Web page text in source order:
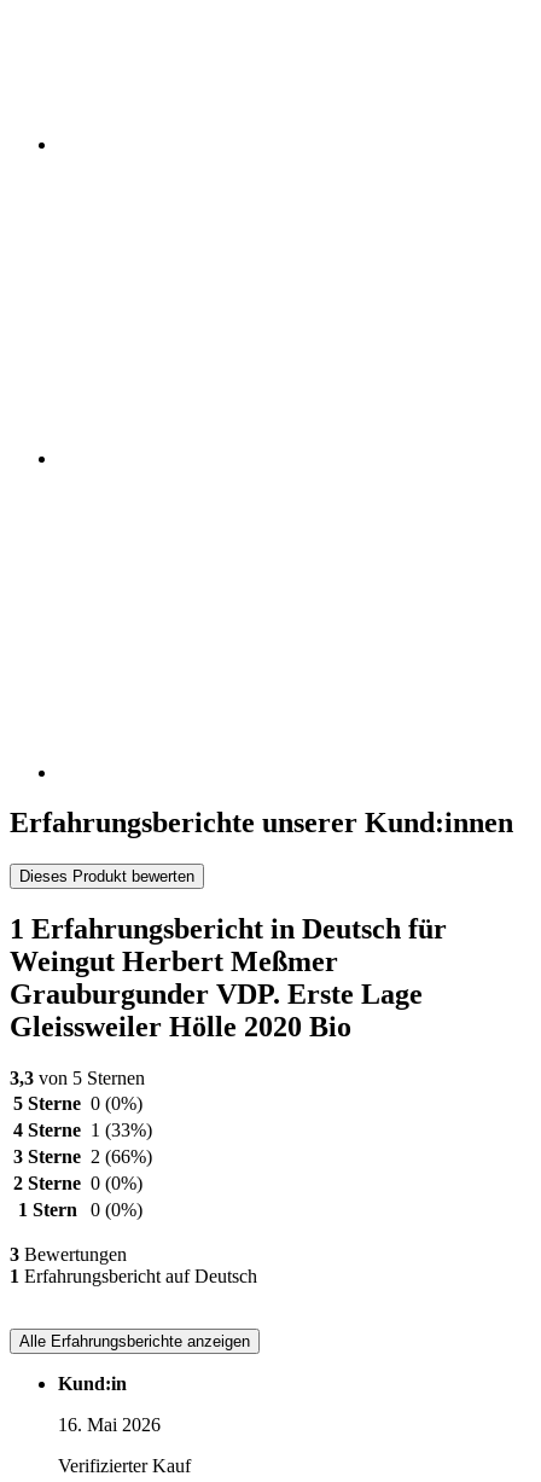
Erfahrungsberichte unserer Kund:innen
Dieses Produkt bewerten
1 Erfahrungsbericht in Deutsch für
Weingut Herbert Meßmer
Grauburgunder VDP. Erste Lage
Gleissweiler Hölle 2020 Bio
3,3 von 5 Sternen
5 Sterne 0 (0%)
4 Sterne 1 (33%)
3 Sterne 2 (66%)
2 Sterne 0 (0%)
1 Stern
0 (0%)
3 Bewertungen
1 Erfahrungsbericht auf Deutsch
Alle Erfahrungsberichte anzeigen
Kund:in
16. Mai 2026
Verifizierter Kauf